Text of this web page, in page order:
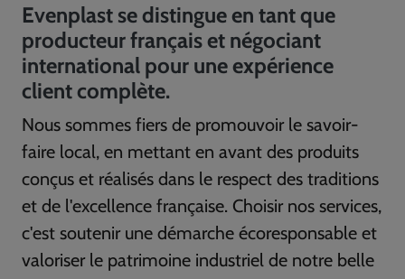
Evenplast se distingue en tant que
producteur français et négociant
international pour une expérience
client complète.
Nous sommes fiers de promouvoir le savoir-
faire local, en mettant en avant des produits
conçus et réalisés dans le respect des traditions
et de l'excellence française. Choisir nos services,
c'est soutenir une démarche écoresponsable et
valoriser le patrimoine industriel de notre belle